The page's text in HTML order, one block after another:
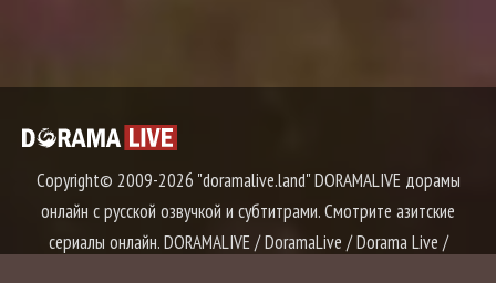
Copyright© 2009-2026 "doramalive.land" DORAMALIVE дорамы
онлайн с русской озвучкой и субтитрами. Смотрите азитские
сериалы онлайн. DORAMALIVE / DoramaLive / Dorama Live /